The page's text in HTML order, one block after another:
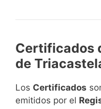
Certificados
de
Los Certificados
emitidos por el